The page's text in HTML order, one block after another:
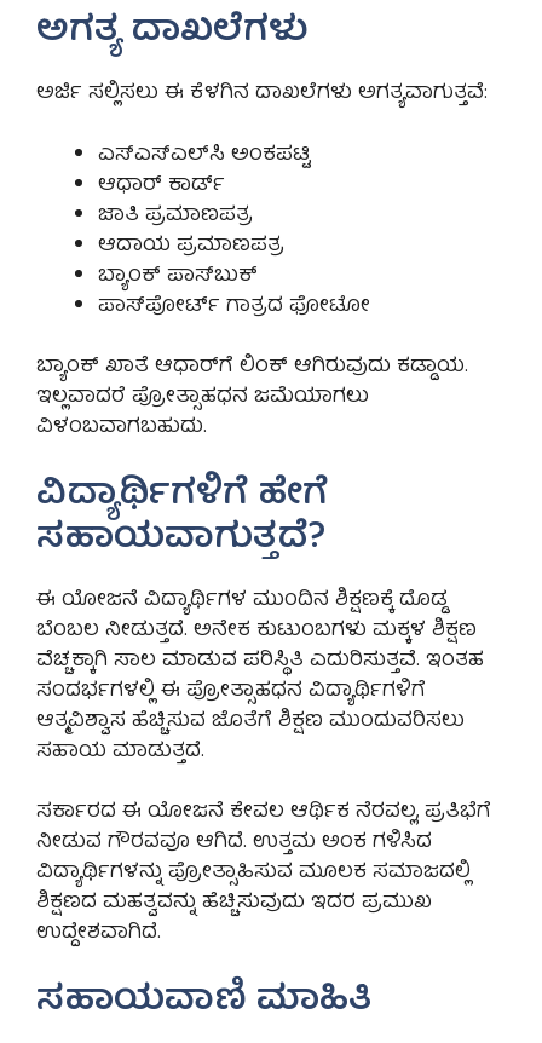
ಅಗತ್ಯ ದಾಖಲೆಗಳು
ಅರ್ಜಿ ಸಲ್ಲಿಸಲು ಈ ಕೆಳಗಿನ ದಾಖಲೆಗಳು ಅಗತ್ಯವಾಗುತ್ತವೆ:
ಎಸ್‌ಎಸ್‌ಎಲ್‌ಸಿ ಅಂಕಪಟ್ಟಿ
ಆಧಾರ್ ಕಾರ್ಡ್
ಜಾತಿ ಪ್ರಮಾಣಪತ್ರ
ಆದಾಯ ಪ್ರಮಾಣಪತ್ರ
ಬ್ಯಾಂಕ್ ಪಾಸ್‌ಬುಕ್
ಪಾಸ್‌ಪೋರ್ಟ್ ಗಾತ್ರದ ಫೋಟೋ
ಬ್ಯಾಂಕ್ ಖಾತೆ ಆಧಾರ್‌ಗೆ ಲಿಂಕ್ ಆಗಿರುವುದು ಕಡ್ಡಾಯ.
ಇಲ್ಲವಾದರೆ ಪ್ರೋತ್ಸಾಹಧನ ಜಮೆಯಾಗಲು
ವಿಳಂಬವಾಗಬಹುದು.
ವಿದ್ಯಾರ್ಥಿಗಳಿಗೆ ಹೇಗೆ
ಸಹಾಯವಾಗುತ್ತದೆ?
ಈ ಯೋಜನೆ ವಿದ್ಯಾರ್ಥಿಗಳ ಮುಂದಿನ ಶಿಕ್ಷಣಕ್ಕೆ ದೊಡ್ಡ
ಬೆಂಬಲ ನೀಡುತ್ತದೆ. ಅನೇಕ ಕುಟುಂಬಗಳು ಮಕ್ಕಳ ಶಿಕ್ಷಣ
ವೆಚ್ಚಕ್ಕಾಗಿ ಸಾಲ ಮಾಡುವ ಪರಿಸ್ಥಿತಿ ಎದುರಿಸುತ್ತವೆ. ಇಂತಹ
ಸಂದರ್ಭಗಳಲ್ಲಿ ಈ ಪ್ರೋತ್ಸಾಹಧನ ವಿದ್ಯಾರ್ಥಿಗಳಿಗೆ
ಆತ್ಮವಿಶ್ವಾಸ ಹೆಚ್ಚಿಸುವ ಜೊತೆಗೆ ಶಿಕ್ಷಣ ಮುಂದುವರಿಸಲು
ಸಹಾಯ ಮಾಡುತ್ತದೆ.
ಸರ್ಕಾರದ ಈ ಯೋಜನೆ ಕೇವಲ ಆರ್ಥಿಕ ನೆರವಲ್ಲ, ಪ್ರತಿಭೆಗೆ
ನೀಡುವ ಗೌರವವೂ ಆಗಿದೆ. ಉತ್ತಮ ಅಂಕ ಗಳಿಸಿದ
ವಿದ್ಯಾರ್ಥಿಗಳನ್ನು ಪ್ರೋತ್ಸಾಹಿಸುವ ಮೂಲಕ ಸಮಾಜದಲ್ಲಿ
ಶಿಕ್ಷಣದ ಮಹತ್ವವನ್ನು ಹೆಚ್ಚಿಸುವುದು ಇದರ ಪ್ರಮುಖ
ಉದ್ದೇಶವಾಗಿದೆ.
ಸಹಾಯವಾಣಿ ಮಾಹಿತಿ